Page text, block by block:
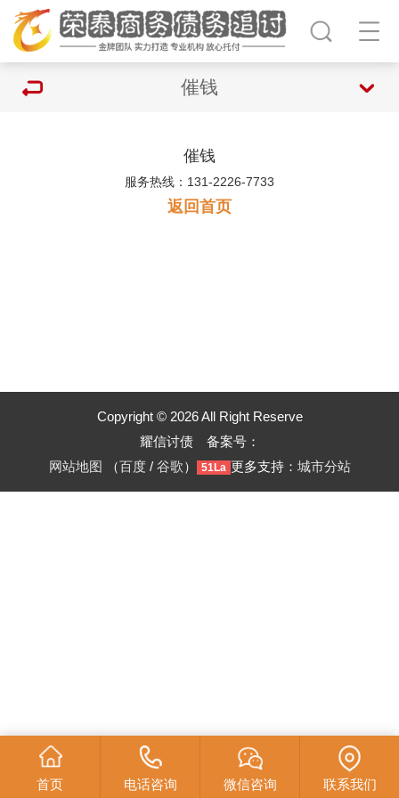
催钱
催钱
服务热线：131-2226-7733
返回首页
Copyright © 2026 All Right Reserve
耀信讨债 备案号：
网站地图 （百度/ 谷歌） 51La 更多支持： 城市分站
首页 电话咨询 微信咨询 联系我们